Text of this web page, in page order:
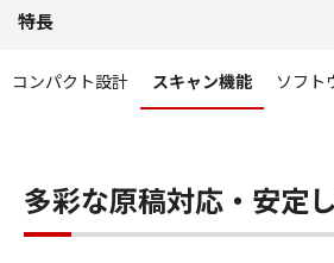
特長
コンパクト設計 スキャン機能 ソフト
多彩な原稿対応・安定